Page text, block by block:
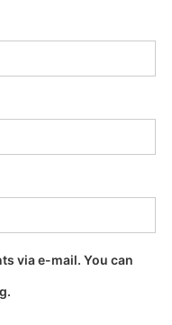
via e-mail. You can